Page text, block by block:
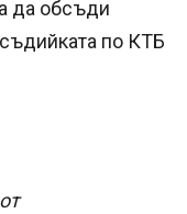
да обсъди
по КТБ